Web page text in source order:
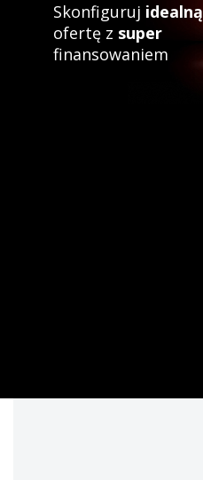
Skonfiguruj idealną
ofertę z super
finansowaniem